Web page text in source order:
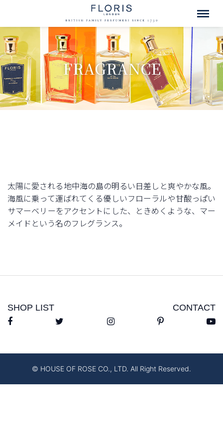
FRAGRANCE
太陽に愛される地中海の島の明るい日差しと爽やかな風。
海風に乗って運ばれてくる優しいフローラルや甘酸っぱい
サマーベリーをアクセントにした、ときめくような、マー
メイドという名のフレグランス。
SHOP LIST CONTACT
© HOUSE OF ROSE CO., LTD. All Right Reserved.